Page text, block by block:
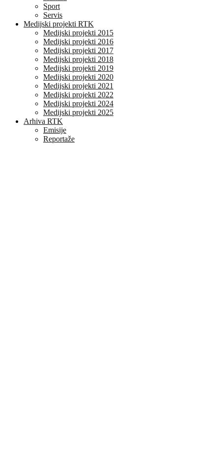
Sport
Servis
Medijski projekti RTK
Medijski projekti 2015
Medijski projekti 2016
Medijski projekti 2017
Medijski projekti 2018
Medijski projekti 2019
Medijski projekti 2020
Medijski projekti 2021
Medijski projekti 2022
Medijski projekti 2024
Medijski projekti 2025
Arhiva RTK
Emisije
Reportaže